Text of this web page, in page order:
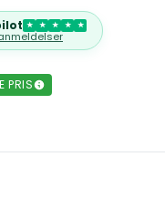
★ ★ ★ ★ ★
PRIS